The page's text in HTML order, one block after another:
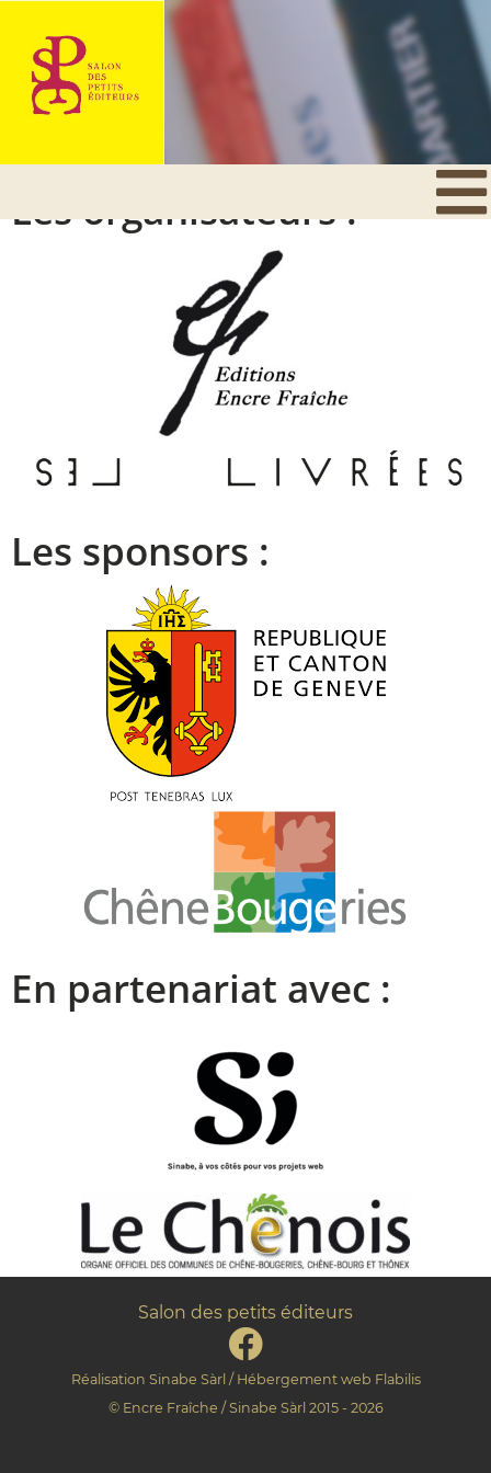
Les organisateurs :
Les sponsors :
En partenariat avec :
Salon des petits éditeurs
Réalisation Sinabe Sàrl / Hébergement web Flabilis
© Encre Fraîche / Sinabe Sàrl 2015 - 2026